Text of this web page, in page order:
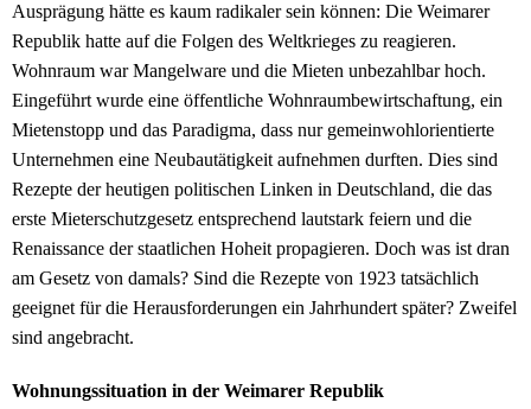
Ausprägung hätte es kaum radikaler sein können: Die Weimarer
Republik hatte auf die Folgen des Weltkrieges zu reagieren.
Wohnraum war Mangelware und die Mieten unbezahlbar hoch.
Eingeführt wurde eine öffentliche Wohnraumbewirtschaftung, ein
Mietenstopp und das Paradigma, dass nur gemeinwohlorientierte
Unternehmen eine Neubautätigkeit aufnehmen durften. Dies sind
Rezepte der heutigen politischen Linken in Deutschland, die das
erste Mieterschutzgesetz entsprechend lautstark feiern und die
Renaissance der staatlichen Hoheit propagieren. Doch was ist dran
am Gesetz von damals? Sind die Rezepte von 1923 tatsächlich
geeignet für die Herausforderungen ein Jahrhundert später? Zweifel
sind angebracht.
Wohnungssituation in der Weimarer Republik